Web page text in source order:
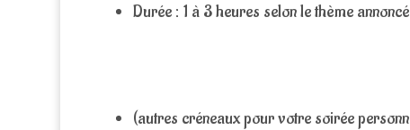
Durée : 1 à 3 heures selon le thème
(autres créneaux pour votre soirée